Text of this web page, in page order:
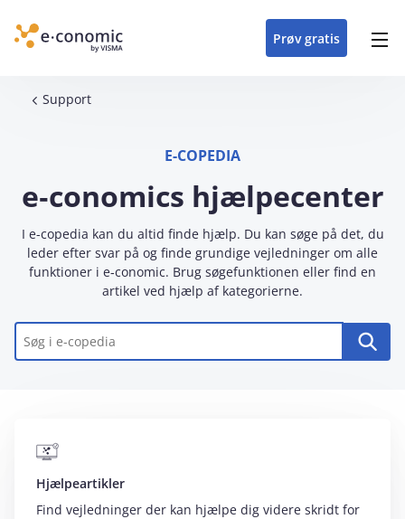
Header top menu
Prøv gratis
skræddersyet løsning
til din branche
e‑conomic
alle funktioner i
e‑conomic
e‑conomic
skræddersyede kurser
til administratorer
forhandler kan styrke
og vækste din
Brødkrumme
Support
E-COPEDIA
e‑conomics hjælpecenter
I e-copedia kan du altid finde hjælp. Du kan søge på det, du
leder efter svar på og finde grundige vejledninger om alle
funktioner i e‑conomic. Brug søgefunktionen eller find en
artikel ved hjælp af kategorierne.
Nøgleord
Hjælpeartikler
Find vejledninger der kan hjælpe dig videre skridt for